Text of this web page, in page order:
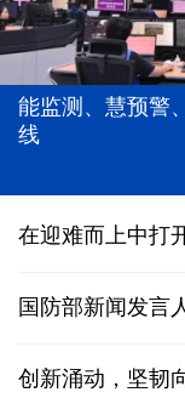
能监测、慧预警
线
在迎难而上中打
国防部新闻发言
创新涌动，坚韧